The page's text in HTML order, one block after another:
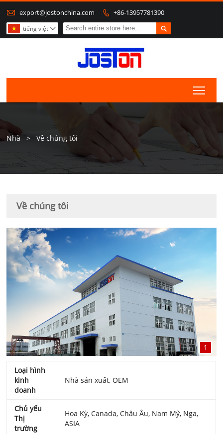
 export@jostonchina.com  +86-13957781390

tiếng việt 
Nhà > Về chúng tôi
Về chúng tôi
1
Loại hình
kinh
doanh
Nhà sản xuất, OEM
Chủ yếu
Thị
trường
Hoa Kỳ, Canada, Châu Âu, Nam Mỹ, Nga,
ASIA